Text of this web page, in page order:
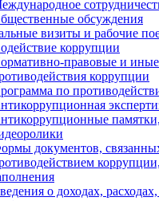
обсуждения
визиты и рабочие
коррупции
правовые и
коррупции
по
документов,
о доходах,